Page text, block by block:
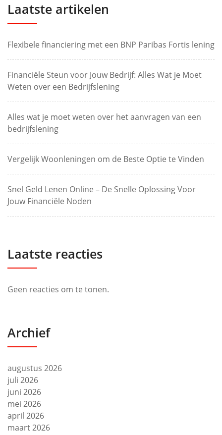
Laatste artikelen
Flexibele financiering met een BNP Paribas Fortis lening
Financiële Steun voor Jouw Bedrijf: Alles Wat je Moet
Weten over een Bedrijfslening
Alles wat je moet weten over het aanvragen van een
bedrijfslening
Vergelijk Woonleningen om de Beste Optie te Vinden
Snel Geld Lenen Online – De Snelle Oplossing Voor
Jouw Financiële Noden
Laatste reacties
Geen reacties om te tonen.
Archief
augustus 2026
juli 2026
juni 2026
mei 2026
april 2026
maart 2026